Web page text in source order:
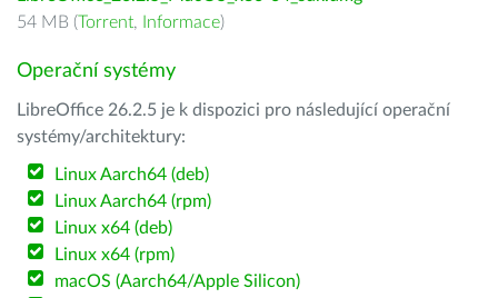
54 MB (Torrent, Informace)
Operační systémy
LibreOffice 26.2.5 je k dispozici pro následující operační
systémy/architektury:
Linux Aarch64 (deb)
Linux Aarch64 (rpm)
Linux x64 (deb)
Linux x64 (rpm)
macOS (Aarch64/Apple Silicon)